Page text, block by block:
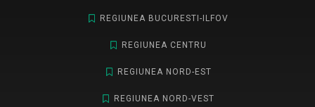
REGIUNEA BUCURESTI-ILFOV
REGIUNEA CENTRU
REGIUNEA NORD-EST
REGIUNEA NORD-VEST